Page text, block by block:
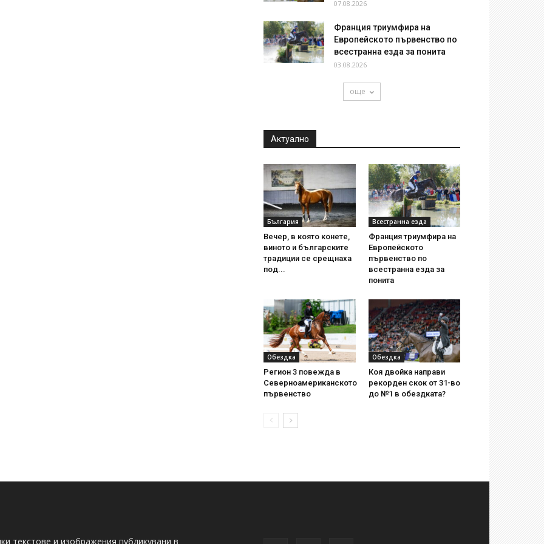
07.08.2026
Франция триумфира на
Европейското първенство по
всестранна езда за понита
03.08.2026
още
Актуално
България
Вечер, в която конете,
виното и българските
традиции се срещнаха
под...
Всестранна езда
Франция триумфира на
Европейското
първенство по
всестранна езда за
понита
Обездка
Регион 3 повежда в
Северноамериканското
първенство
Обездка
Коя двойка направи
рекорден скок от 31-во
до №1 в обездката?
текстове и изображения публикувани в